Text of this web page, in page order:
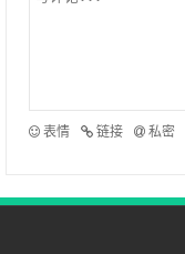
表情 链接 私密